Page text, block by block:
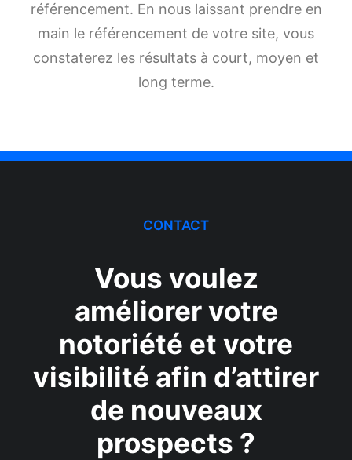
référencement. En nous laissant prendre en
main le référencement de votre site, vous
constaterez les résultats à court, moyen et
long terme.
CONTACT
Vous voulez
améliorer votre
notoriété et votre
visibilité afin d’attirer
de nouveaux
prospects ?